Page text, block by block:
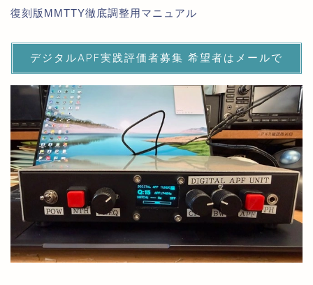
復刻版MMTTY徹底調整用マニュアル
デジタルAPF実践評価者募集 希望者はメールで